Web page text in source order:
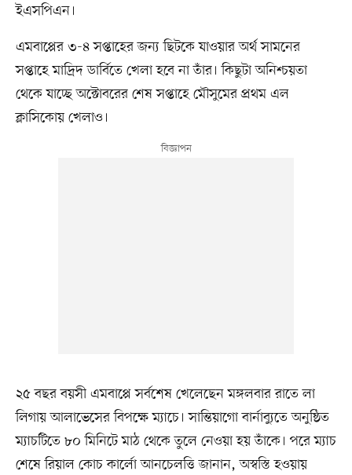
ইএসপিএন।
এমবাপ্পের ৩-৪ সপ্তাহের জন্য ছিটকে যাওয়ার অর্থ সামনের
সপ্তাহে মাদ্রিদ ডার্বিতে খেলা হবে না তাঁর। কিছুটা অনিশ্চয়তা
থেকে যাচ্ছে অক্টোবরের শেষ সপ্তাহে মৌসুমের প্রথম এল
ক্লাসিকোয় খেলাও।
২৫ বছর বয়সী এমবাপ্পে সর্বশেষ খেলেছেন মঙ্গলবার রাতে লা
লিগায় আলাভেসের বিপক্ষে ম্যাচে। সান্তিয়াগো বার্নাব্যুতে অনুষ্ঠিত
ম্যাচটিতে ৮০ মিনিটে মাঠ থেকে তুলে নেওয়া হয় তাঁকে। পরে ম্যাচ
শেষে রিয়াল কোচ কার্লো আনচেলত্তি জানান, অস্বস্তি হওয়ায়